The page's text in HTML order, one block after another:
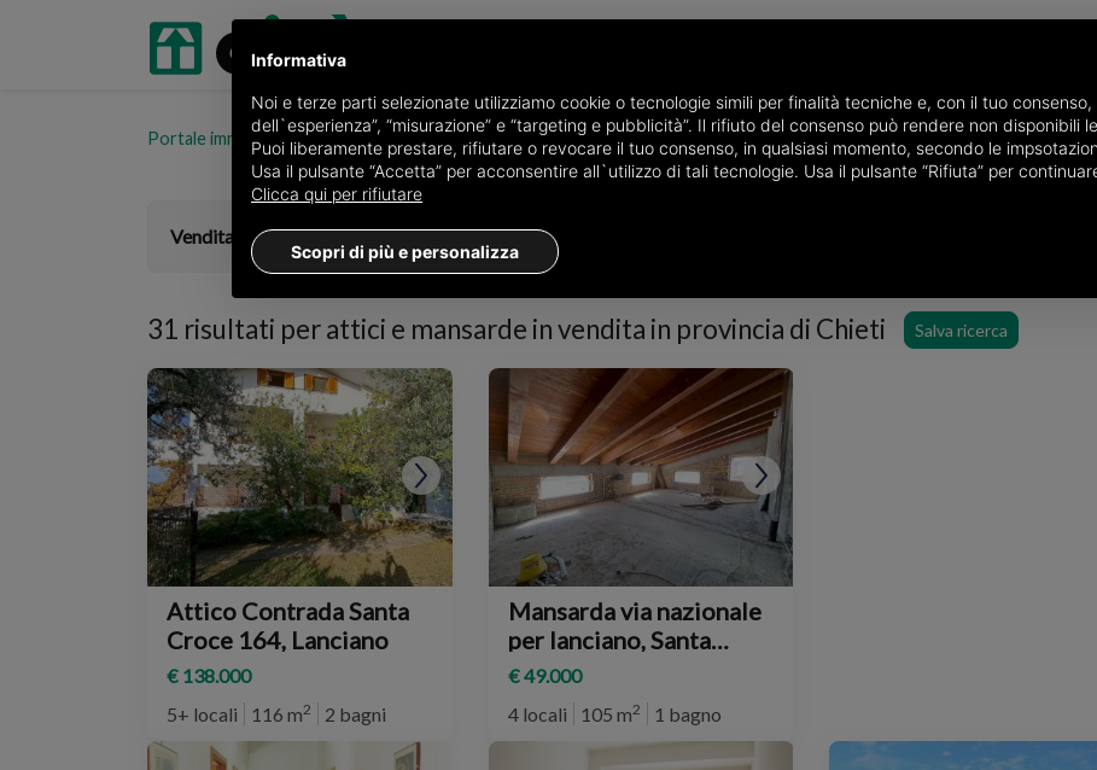
Portale immobiliare oikia.it Attici e mansarde in vendita in provincia di Chieti
Vendita
31 risultati perattici e mansarde in vendita in provincia di Chieti Salva ricerca
Attico Contrada Santa
Croce 164, Lanciano
€ 138.000
5+ locali
116 m2 2 bagni
Mansarda via nazionale
per lanciano, Santa
Maria Imbaro
€ 49.000
4 locali
105 m2 1 bagno
Informativa
Noi e terze parti selezionate utilizziamo cookie o tecnologie simili per finalità tecniche e, con il tuo consenso,
dell`esperienza”, “misurazione” e “targeting e pubblicità”. Il rifiuto del consenso può rendere non disponibili
Puoi liberamente prestare, rifiutare o revocare il tuo consenso, in qualsiasi momento, secondo le
Usa il pulsante “Accetta” per acconsentire all`utilizzo di tali tecnologie. Usa il pulsante “Rifiuta” per
Clicca qui per rifiutare
Scopri di più e personalizza